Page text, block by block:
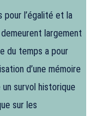
l’égalité et la
largement
du temps a pour
d’une mémoire
survol historique
sur les